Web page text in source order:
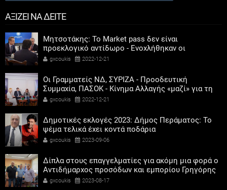
ΑΞΙΖΕΙ ΝΑ ΔΕΙΤΕ
Μητσοτάκης: Το Market pass δεν είναι
προεκλογικό αντίδωρο - Ενοχλήθηκαν οι
αριστεροί του χαβιαριού
gxcoukis 2022-12-21
Οι Γραμματείς ΝΔ, ΣΥΡΙΖΑ - Προοδευτική
Συμμαχία, ΠΑΣΟΚ - Κίνημα Αλλαγής «μαζί» για τη
συμμετοχή των γυναικών στην πολιτική
gxcoukis 2022-12-21
Δημοτικές εκλογές 2023: Δήμος Περάματος: Το
ψέμα τελικά έχει κοντά ποδάρια
gxcoukis 2023-09-06
Δίπλα στους επαγγελματίες για ακόμη μια φορά ο
Αντιδήμαρχος προσόδων και εμπορίου Γρηγόρης
Καψοκόλης
gxcoukis 2023-08-17